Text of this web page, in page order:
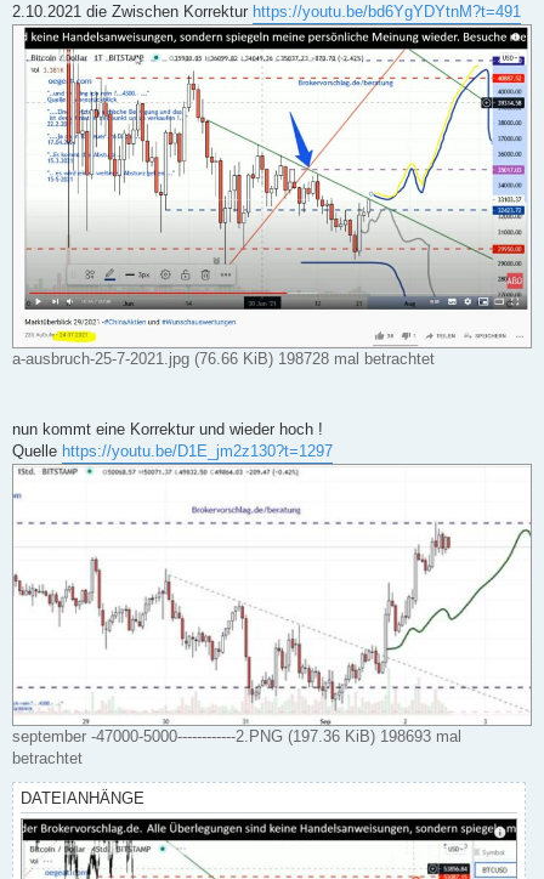
2.10.2021 die Zwischen Korrektur https://youtu.be/bd6YgYDYtnM?t=491
a-ausbruch-25-7-2021.jpg (76.66 KiB) 198728 mal betrachtet
nun kommt eine Korrektur und wieder hoch !
Quelle https://youtu.be/D1E_jm2z130?t=1297
september -47000-5000------------2.PNG (197.36 KiB) 198693 mal
betrachtet
DATEIANHÄNGE